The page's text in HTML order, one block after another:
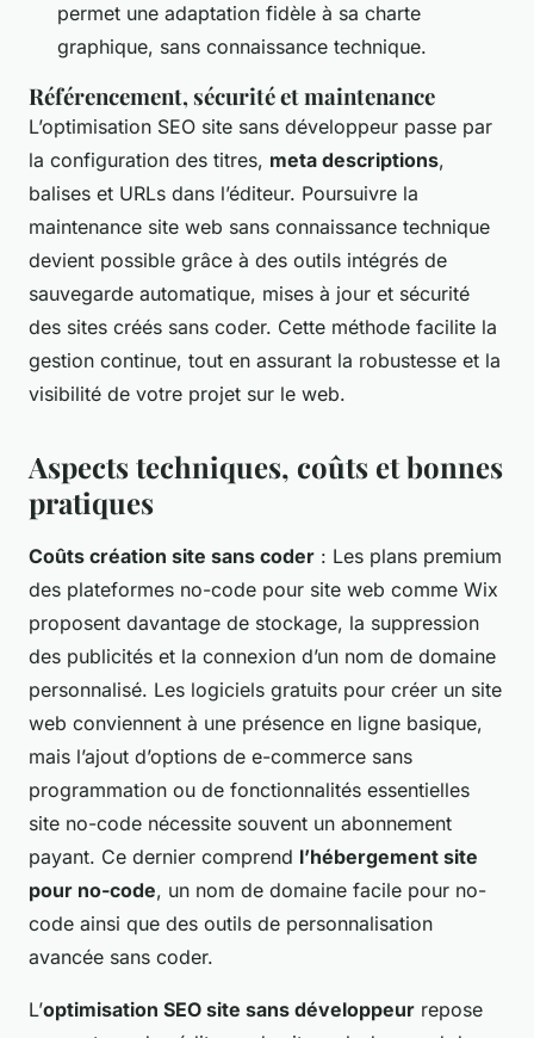
permet une adaptation fidèle à sa charte
graphique, sans connaissance technique.
Référencement, sécurité et maintenance
L’optimisation SEO site sans développeur passe par
la configuration des titres, meta descriptions,
balises et URLs dans l’éditeur. Poursuivre la
maintenance site web sans connaissance technique
devient possible grâce à des outils intégrés de
sauvegarde automatique, mises à jour et sécurité
des sites créés sans coder. Cette méthode facilite la
gestion continue, tout en assurant la robustesse et la
visibilité de votre projet sur le web.
Aspects techniques, coûts et bonnes
pratiques
Coûts création site sans coder : Les plans premium
des plateformes no-code pour site web comme Wix
proposent davantage de stockage, la suppression
des publicités et la connexion d’un nom de domaine
personnalisé. Les logiciels gratuits pour créer un site
web conviennent à une présence en ligne basique,
mais l’ajout d’options de e-commerce sans
programmation ou de fonctionnalités essentielles
site no-code nécessite souvent un abonnement
payant. Ce dernier comprend l’hébergement site
pour no-code, un nom de domaine facile pour no-
code ainsi que des outils de personnalisation
avancée sans coder.
L’optimisation SEO site sans développeur repose